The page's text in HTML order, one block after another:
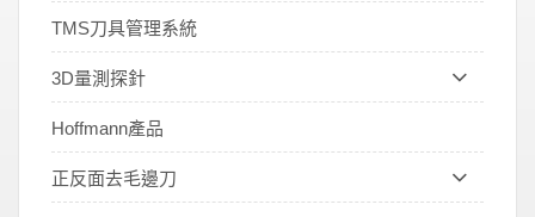
TMS刀具管理系統
3D量測探針
Hoffmann產品
正反面去毛邊刀